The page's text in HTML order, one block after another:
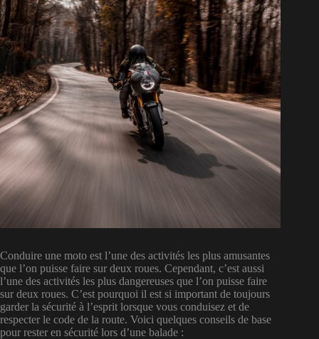
Conduire une moto est l’une des activités les plus amusantes
que l’on puisse faire sur deux roues. Cependant, c’est aussi
l’une des activités les plus dangereuses que l’on puisse faire
sur deux roues. C’est pourquoi il est si important de toujours
garder la sécurité à l’esprit lorsque vous conduisez et de
respecter le code de la route. Voici quelques conseils de base
pour rester en sécurité lors d’une balade :